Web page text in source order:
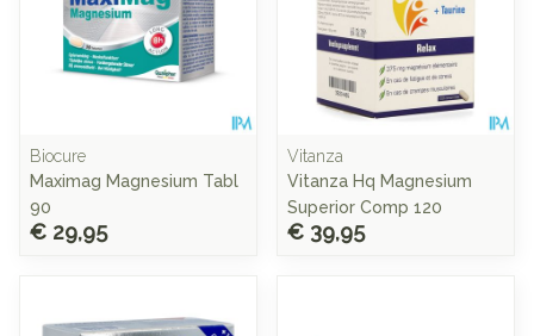
Biocure
Maximag Magnesium Tabl
90
€ 29,95
Vitanza
Vitanza Hq Magnesium
Superior Comp 120
€ 39,95